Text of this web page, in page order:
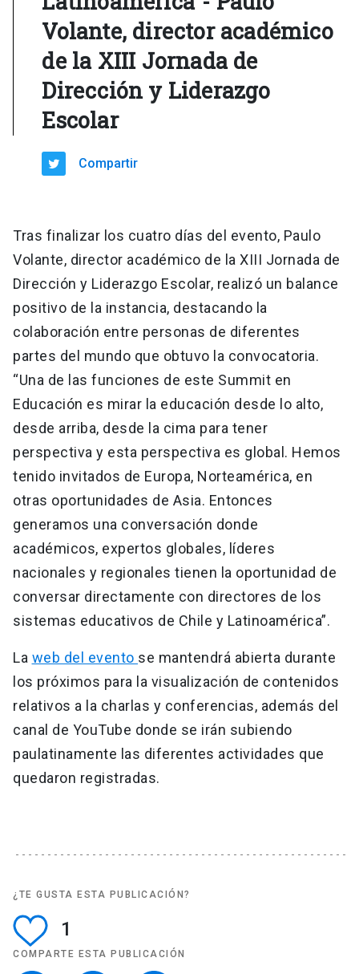
Volante, director académico
de la XIII Jornada de
Dirección y Liderazgo
Escolar
Compartir
Tras finalizar los cuatro días del evento, Paulo
Volante, director académico de la XIII Jornada de
Dirección y Liderazgo Escolar, realizó un balance
positivo de la instancia, destacando la
colaboración entre personas de diferentes
partes del mundo que obtuvo la convocatoria.
“Una de las funciones de este Summit en
Educación es mirar la educación desde lo alto,
desde arriba, desde la cima para tener
perspectiva y esta perspectiva es global. Hemos
tenido invitados de Europa, Norteamérica, en
otras oportunidades de Asia. Entonces
generamos una conversación donde
académicos, expertos globales, líderes
nacionales y regionales tienen la oportunidad de
conversar directamente con directores de los
sistemas educativos de Chile y Latinoamérica”.
La web del evento se mantendrá abierta durante
los próximos para la visualización de contenidos
relativos a la charlas y conferencias, además del
canal de YouTube donde se irán subiendo
paulatinamente las diferentes actividades que
quedaron registradas.
¿TE GUSTA ESTA PUBLICACIÓN?
1
COMPARTE ESTA PUBLICACIÓN